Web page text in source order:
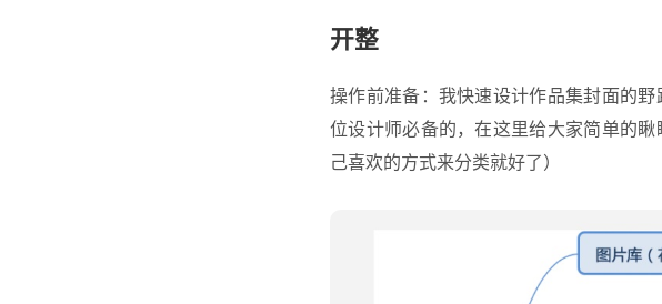
开整
操作前准备：我快速设计作品集封面的
位设计师必备的，在这里给大家简单的
己喜欢的方式来分类就好了）